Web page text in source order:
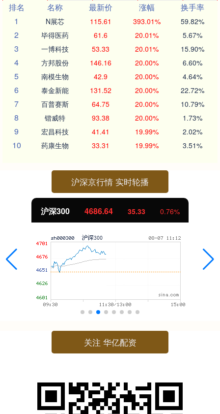
排名
名称 最新价 涨幅
换手率
1
N展芯 115.61 393.01% 59.82%
2 毕得医药 61.6 20.01% 5.67%
3 一博科技 53.33 20.01% 15.90%
4 方邦股份 146.16 20.00% 6.60%
5 南模生物 42.9 20.00% 4.64%
6 泰金新能 131.52 20.00% 22.72%
7 百普赛斯 64.75 20.00% 10.79%
8 锴威特 93.38 20.00% 1.73%
9 宏昌科技 41.41 19.99% 2.02%
10 药康生物 33.31 19.99% 3.51%
沪深京行情 实时轮播
沪深300 4686.64 35.33 0.76%
关注 华亿配资